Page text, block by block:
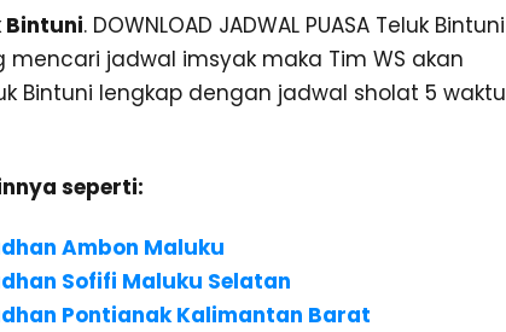
Bintuni. DOWNLOAD JADWAL PUASA Teluk Bintuni
mencari jadwal imsyak maka Tim WS akan
Bintuni lengkap dengan jadwal sholat 5 waktu
seperti:
Ambon Maluku
Sofifi Maluku Selatan
Pontianak Kalimantan Barat